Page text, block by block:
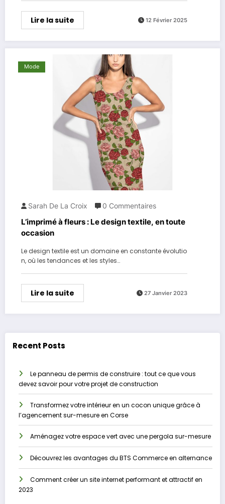
Lire la suite 12 Février 2025
Mode
Sarah De La Croix 0 Commentaires
L’imprimé à fleurs : Le design textile, en toute
occasion
Le design textile est un domaine en constante évolutio
n, où les tendances et les styles…
Lire la suite 27 Janvier 2023
Recent Posts
Le panneau de permis de construire : tout ce que vous
devez savoir pour votre projet de construction
Transformez votre intérieur en un cocon unique grâce à
l’agencement sur-mesure en Corse
Aménagez votre espace vert avec une pergola sur-mesure
Découvrez les avantages du BTS Commerce en alternance
Comment créer un site internet performant et attractif en
2023